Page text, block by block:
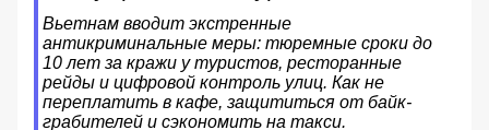
Вьетнам вводит экстренные
антикриминальные меры: тюремные сроки до
10 лет за кражи у туристов, ресторанные
рейды и цифровой контроль улиц. Как не
переплатить в кафе, защититься от байк-
грабителей и сэкономить на такси.